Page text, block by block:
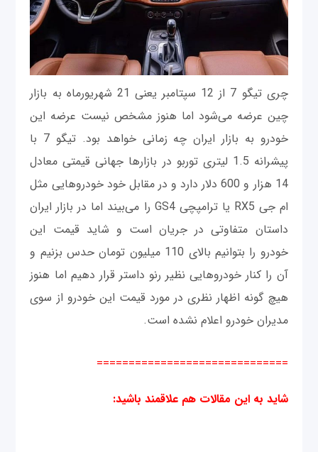
چری تیگو 7 از 12 سپتامبر یعنی 21 شهریورماه به بازار
چین عرضه می‌شود اما هنوز مشخص نیست عرضه این
خودرو به بازار ایران چه زمانی خواهد بود. تیگو 7 با
پیشرانه 1.5 لیتری توربو در بازارها جهانی قیمتی معادل
14 هزار و 600 دلار دارد و در مقابل خود خودروهایی مثل
ام جی RX5 یا ترامپچی GS4 را می‌بیند اما در بازار ایران
داستان متفاوتی در جریان است و شاید قیمت این
خودرو را بتوانیم بالای 110 میلیون تومان حدس بزنیم و
آن را کنار خودروهایی نظیر رنو داستر قرار دهیم اما هنوز
هیچ گونه اظهار نظری در مورد قیمت این خودرو از سوی
مدیران خودرو اعلام نشده است.
==============================
شاید به این مقالات هم علاقمند باشید: